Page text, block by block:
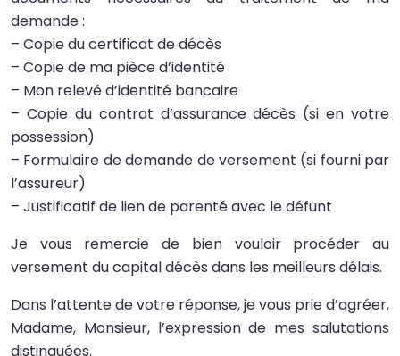
demande :
– Copie du certificat de décès
– Copie de ma pièce d’identité
– Mon relevé d’identité bancaire
– Copie du contrat d’assurance décès (si en votre
possession)
– Formulaire de demande de versement (si fourni par
l’assureur)
– Justificatif de lien de parenté avec le défunt
Je vous remercie de bien vouloir procéder au
versement du capital décès dans les meilleurs délais.
Dans l’attente de votre réponse, je vous prie d’agréer,
Madame, Monsieur, l’expression de mes salutations
distinguées.